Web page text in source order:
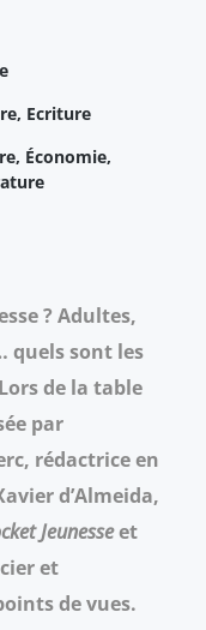
Ecriture
Économie,
? Adultes,
quels sont les
Lors de la table
par
rédactrice en
d’Almeida,
Jeunesseet
et
de vues.